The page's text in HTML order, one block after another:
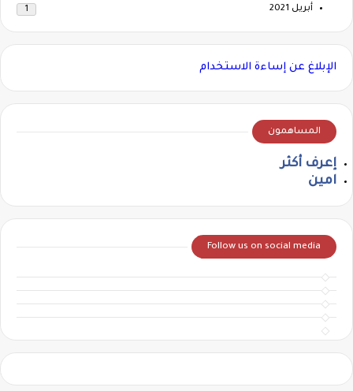
أبريل 2021 1
الإبلاغ عن إساءة الاستخدام
المساهمون
إعرف أكثر
امين
Follow us on social media